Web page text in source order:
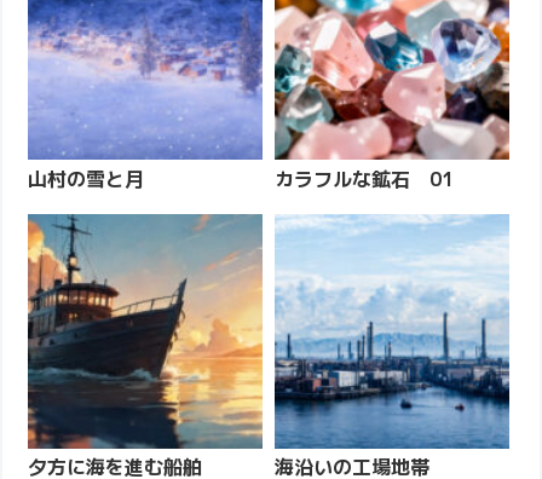
山村の雪と月 カラフルな鉱石 01
夕方に海を進む船舶 海沿いの工場地帯